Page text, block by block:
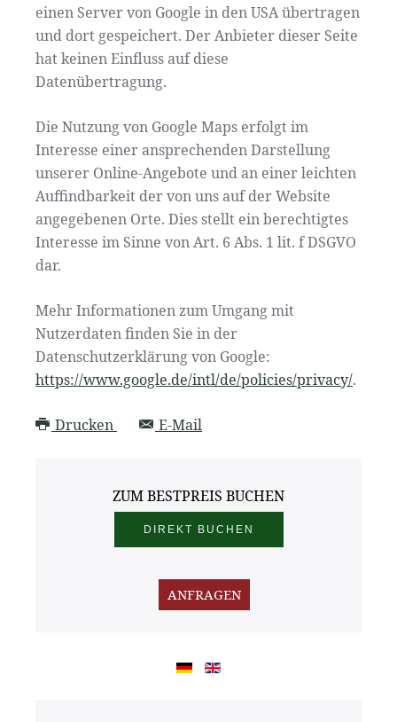
einen Server von Google in den USA übertragen
und dort gespeichert. Der Anbieter dieser Seite
hat keinen Einfluss auf diese
Datenübertragung.
Die Nutzung von Google Maps erfolgt im
Interesse einer ansprechenden Darstellung
unserer Online-Angebote und an einer leichten
Auffindbarkeit der von uns auf der Website
angegebenen Orte. Dies stellt ein berechtigtes
Interesse im Sinne von Art. 6 Abs. 1 lit. f DSGVO
dar.
Mehr Informationen zum Umgang mit
Nutzerdaten finden Sie in der
Datenschutzerklärung von Google:
https://www.google.de/intl/de/policies/privacy/.
Drucken E-Mail
ZUM BESTPREIS BUCHEN